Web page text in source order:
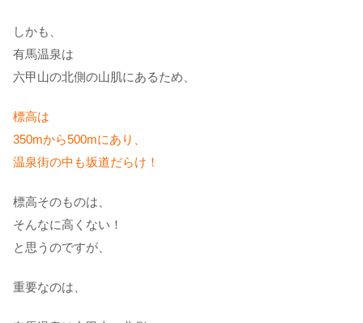
しかも、
有馬温泉は
六甲山の北側の山肌にあるため、
標高は
350mから500mにあり、
温泉街の中も坂道だらけ！
標高そのものは、
そんなに高くない！
と思うのですが、
重要なのは、